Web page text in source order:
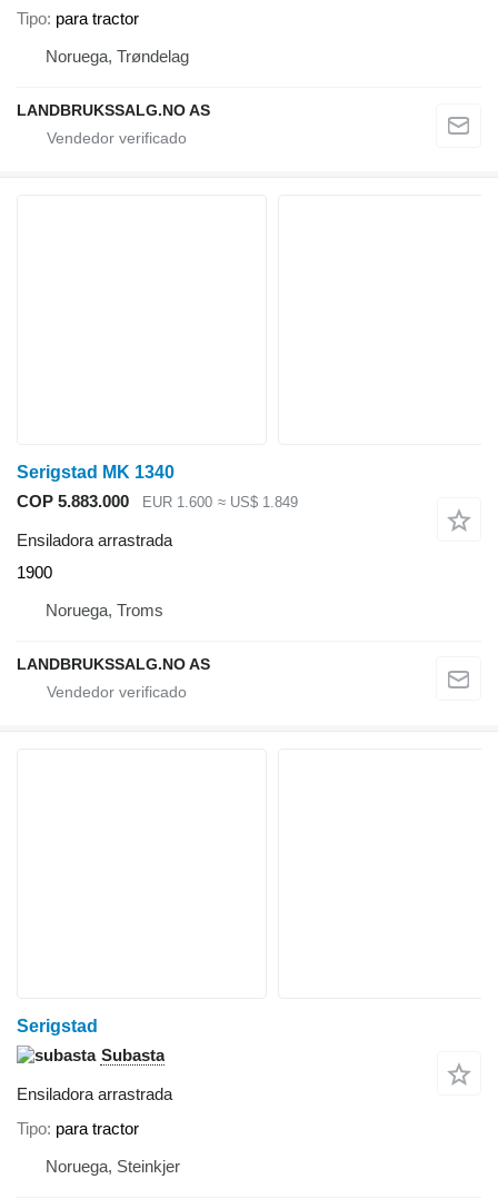
Tipo para tractor
Noruega, Trøndelag
LANDBRUKSSALG.NO AS
Serigstad MK 1340
COP 5.883.000
EUR 1.600 ≈ US$ 1.849
Ensiladora arrastrada
1900
Noruega, Troms
LANDBRUKSSALG.NO AS
Serigstad
Subasta
Ensiladora arrastrada
Tipo para tractor
Noruega, Steinkjer